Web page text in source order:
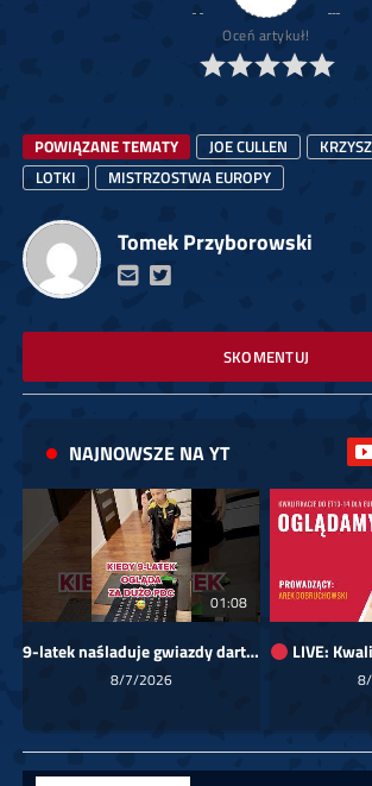
Oceń artykuł!
POWIĄZANE TEMATY JOE CULLEN
LOTKI
MISTRZOSTWA EUROPY
Tomek Przyborowski
SKOMENTUJ
NAJNOWSZE NA YT
01:08
9-latek naśladuje gwiazdy darta!
8/7/2026
LIVE: Kwalifikacje